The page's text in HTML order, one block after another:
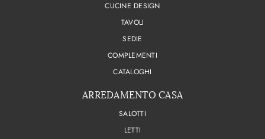
CUCINE DESIGN
TAVOLI
SEDIE
COMPLEMENTI
CATALOGHI
ARREDAMENTO CASA
SALOTTI
LETTI